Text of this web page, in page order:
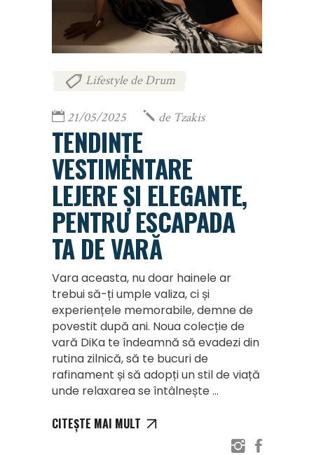
Lifestyle de Drum
21/05/2025 de Tzakis
TENDINȚE
VESTIMENTARE
LEJERE ȘI ELEGANTE,
PENTRU ESCAPADA
TA DE VARĂ
Vara aceasta, nu doar hainele ar
trebui să-ți umple valiza, ci și
experiențele memorabile, demne de
povestit după ani. Noua colecție de
vară DiKa te îndeamnă să evadezi din
rutina zilnică, să te bucuri de
rafinament și să adopți un stil de viață
unde relaxarea se întâlnește
CITEȘTE MAI MULT